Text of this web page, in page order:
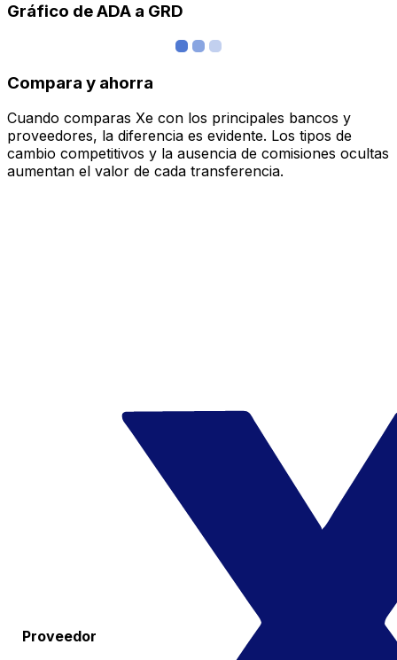
Gráfico de ADA a GRD
Compara y ahorra
Cuando comparas Xe con los principales bancos y
proveedores, la diferencia es evidente. Los tipos de
cambio competitivos y la ausencia de comisiones ocultas
aumentan el valor de cada transferencia.
Proveedor